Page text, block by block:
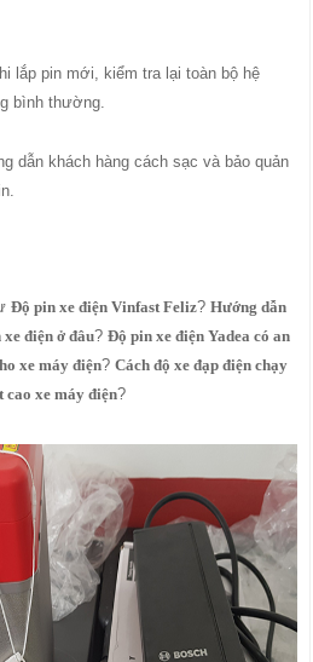
lắp pin mới, kiểm tra lại toàn bộ hệ
bình thường.
dẫn khách hàng cách sạc và bảo quản
Độ pin xe điện Vinfast Feliz?Hướng dẫn
điện ở đâu?Độ pin xe điện Yadea có an
xe máy điện?Cách độ xe đạp điện chạy
cao xe máy điện?